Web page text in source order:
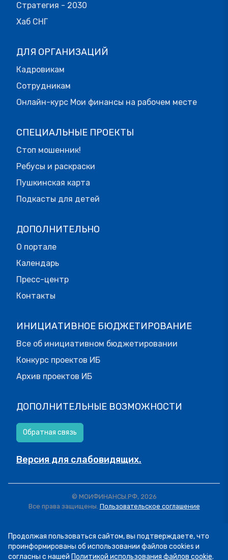
Стратегия - 2030
Хаб СНГ
ДЛЯ ОРГАНИЗАЦИЙ
Кадровикам
Сотрудникам
Онлайн-курс Мои финансы на рабочем месте
СПЕЦИАЛЬНЫЕ ПРОЕКТЫ
Стоп мошенник!
Ребусы и раскраски
Пушкинская карта
Подкасты для детей
ДОПОЛНИТЕЛЬНО
О портале
Календарь
Пресс-центр
Контакты
ИНИЦИАТИВНОЕ БЮДЖЕТИРОВАНИЕ
Все об инициативном бюджетировании
Конкурс проектов ИБ
Архив проектов ИБ
ДОПОЛНИТЕЛЬНЫЕ ВОЗМОЖНОСТИ
Обратная связь
Версия для слабовидящих.
© МОИФИНАНСЫ.РФ, 2026
Все права защищены. Пользовательское соглашение
Продолжая пользоваться сайтом, вы подтверждаете, что
проинформированы об использовании файлов cookies и
согласны с нашей Политикой использования файлов cookie.